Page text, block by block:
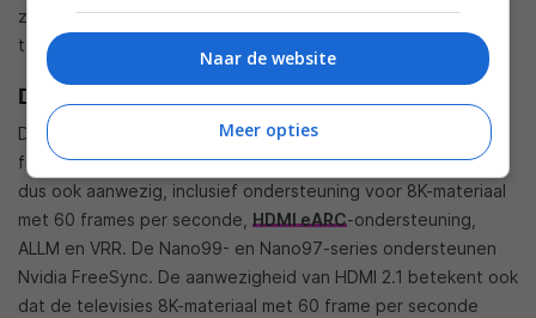
zouden daardoor volgens LG eigenlijk niet echt 8K zijn,
tegenover het ‘Real 8K’ van het bedrijf zelf.
De nieuwste features
De NanoCell televisies zijn voorzien van alle features en
functies die je in deze klasse mag verwachten.HDMI 2.1is
dus ook aanwezig, inclusief ondersteuning voor 8K-materiaal
met 60 frames per seconde, HDMI eARC-ondersteuning,
ALLM en VRR. De Nano99- en Nano97-series ondersteunen
Nvidia FreeSync. De aanwezigheid van HDMI 2.1 betekent ook
dat de televisies 8K-materiaal met 60 frame per seconde
Naar de website
Meer opties